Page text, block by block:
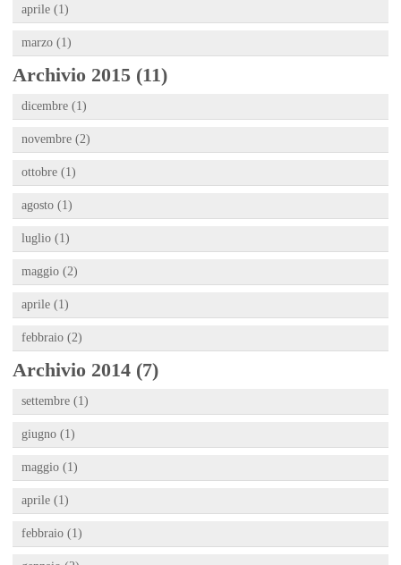
aprile (1)
marzo (1)
Archivio 2015 (11)
dicembre (1)
novembre (2)
ottobre (1)
agosto (1)
luglio (1)
maggio (2)
aprile (1)
febbraio (2)
Archivio 2014 (7)
settembre (1)
giugno (1)
maggio (1)
aprile (1)
febbraio (1)